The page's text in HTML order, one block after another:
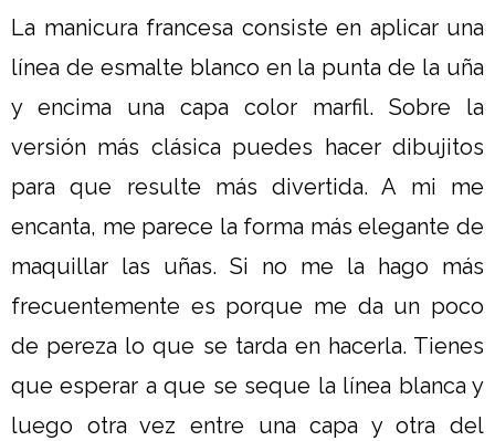
La manicura francesa consiste en aplicar una
línea de esmalte blanco en la punta de la uña
y encima una capa color marfil. Sobre la
versión más clásica puedes hacer dibujitos
para que resulte más divertida. A mi me
encanta, me parece la forma más elegante de
maquillar las uñas. Si no me la hago más
frecuentemente es porque me da un poco
de pereza lo que se tarda en hacerla. Tienes
que esperar a que se seque la línea blanca y
luego otra vez entre una capa y otra del